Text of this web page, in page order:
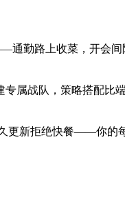
勤路上收菜，开会间
属战队，策略搭配比端
更新拒绝快餐——你的